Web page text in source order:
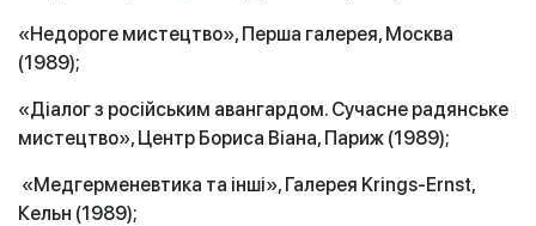
«Недороге мистецтво», Перша галерея, Москва
(1989);
«Діалог з російським авангардом. Сучасне радянське
мистецтво», Центр Бориса Віана, Париж (1989);
«Медгерменевтика та інші», Галерея Krings-Ernst,
Кельн (1989);